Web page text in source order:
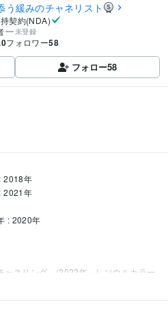
緩みのチャネリスト
契約(NDA)
未登録
フォロワー58
フォロー58
2018年
2021年
: 2020年
ャネリング　(2022年～)
ソウルカラー
ヒーリング(2021年～)